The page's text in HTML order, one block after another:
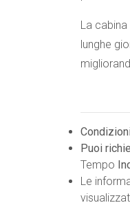
La
lunghe
Puoi
Tempo
Le